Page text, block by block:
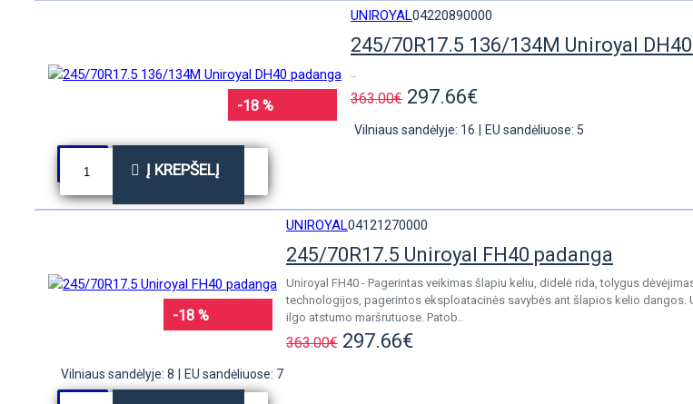
-18 %
UNIROYAL04220890000
245/70R17.5 136/134M Uniroyal
..
363.00€ 297.66€
Vilniaus sandėlyje: 16 EU sandėliuose: 5
Į KREPŠELĮ
-18 %
UNIROYAL04121270000
245/70R17.5 Uniroyal FH40 padanga
Uniroyal FH40 - Pagerintas veikimas šlapiu keliu, didelė rida, tolygus
technologijos, pagerintos eksploatacinės savybės ant šlapios kelio dangos.
ilgo atstumo maršrutuose. Patob..
363.00€ 297.66€
Vilniaus sandėlyje: 8 EU sandėliuose: 7